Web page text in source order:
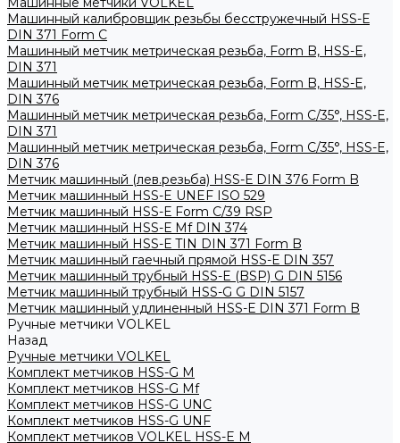
Машинный калибровщик резьбы бесстружечный HSS-Е
DIN 371 Form C
Машинный метчик метрическая резьба, Form B, HSS-E,
DIN 371
Машинный метчик метрическая резьба, Form B, HSS-E,
DIN 376
Машинный метчик метрическая резьба, Form С/35°, HSS-E,
DIN 371
Машинный метчик метрическая резьба, Form С/35°, HSS-E,
DIN 376
Метчик машинный (лев.резьба) HSS-Е DIN 376 Form B
Метчик машинный HSS-E UNEF ISO 529
Метчик машинный HSS-Е Form C/39 RSP
Метчик машинный HSS-Е Mf DIN 374
Метчик машинный HSS-Е TIN DIN 371 Form B
Метчик машинный гаечный прямой HSS-Е DIN 357
Метчик машинный трубный HSS-E (BSP) G DIN 5156
Метчик машинный трубный HSS-G G DIN 5157
Метчик машинный удлиненный HSS-Е DIN 371 Form B
Ручные метчики VOLKEL
Назад
Ручные метчики VOLKEL
Комплект метчиков HSS-G M
Комплект метчиков HSS-G Mf
Комплект метчиков HSS-G UNC
Комплект метчиков HSS-G UNF
Комплект метчиков VOLKEL HSS-E M